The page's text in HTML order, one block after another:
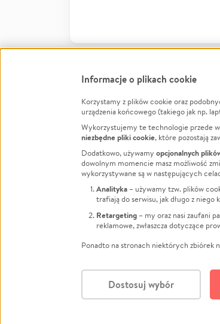
FacebookTwitter Instagram
LinkedInTikTok Youtube
Informacje o plikach cookie
Korzystamy z plików cookie oraz
urządzenia końcowego (takiego jak np.
Wykorzystujemy te technologie przede
niezbędne pliki cookie, które pozostają
Dodatkowo, używamy opcjonalnych
dowolnym momencie masz możliwość
wykorzystywane są w następujących
Analityka – używamy tzw. plików
trafiają do serwisu, jak długo z niego
Retargeting – my oraz nasi zaufani
reklamowe, zwłaszcza dotyczące
Ponadto na stronach niektórych zbiórek
Dostosuj wybór